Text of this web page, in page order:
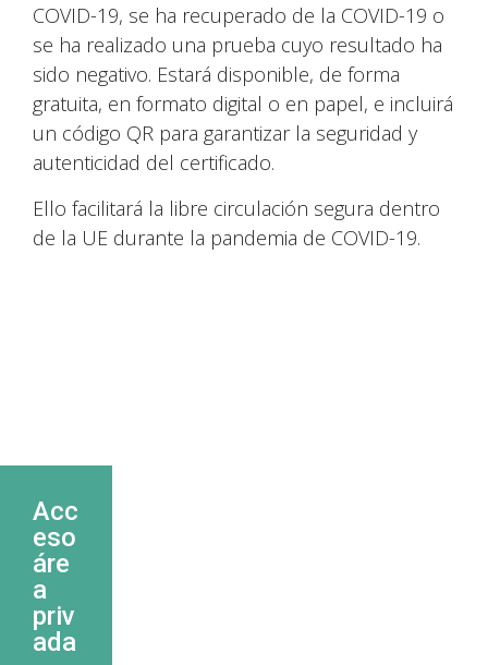
COVID-19, se ha recuperado de la COVID-19 o
se ha realizado una prueba cuyo resultado ha
sido negativo. Estará disponible, de forma
gratuita, en formato digital o en papel, e incluirá
un código QR para garantizar la seguridad y
autenticidad del certificado.
Ello facilitará la libre circulación segura dentro
de la UE durante la pandemia de COVID-19.
Acc
eso
áre
a
priv
ada